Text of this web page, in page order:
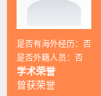
是否有海外经历：否
是否外籍人员：否
学术荣誉
曾获荣誉